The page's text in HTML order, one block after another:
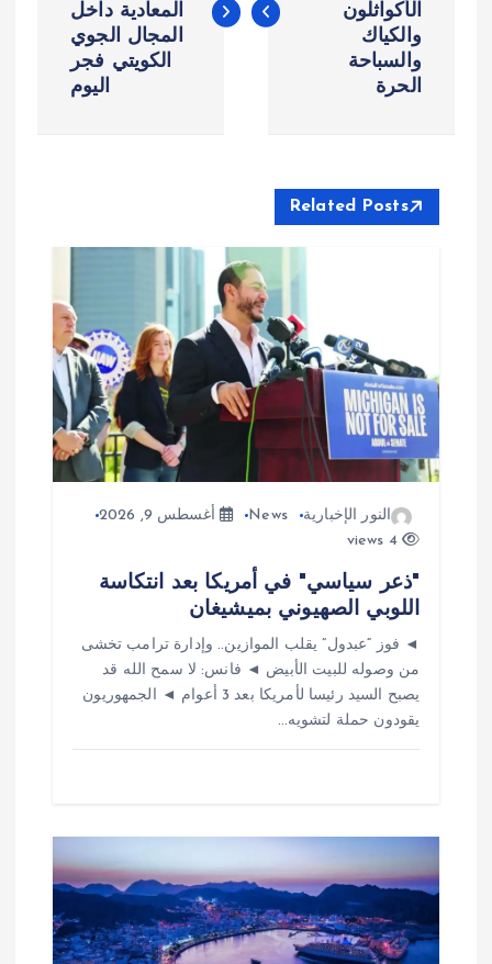
م
الأكواثلون
والكياك
والسباحة
الحرة
المعادية داخل
المجال الجوي
الكويتي فجر
اليوم
Related Posts
النور الإخبارية News
أغسطس 9, 2026
4 views
"ذعر سياسي" في أمريكا بعد انتكاسة
اللوبي الصهيوني بميشيغان
◄ فوز “عبدول” يقلب الموازين.. وإدارة ترامب تخشى
من وصوله للبيت الأبيض ◄ فانس: لا سمح الله قد
يصبح السيد رئيسا لأمريكا بعد 3 أعوام ◄ الجمهوريون
يقودون حملة لتشويه…